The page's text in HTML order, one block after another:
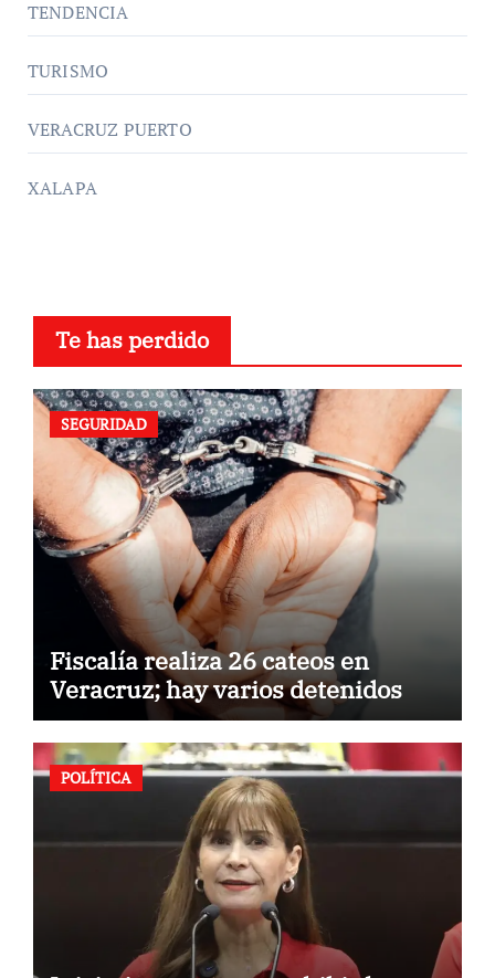
TENDENCIA
TURISMO
VERACRUZ PUERTO
XALAPA
Te has perdido
SEGURIDAD
Fiscalía realiza 26 cateos en
Veracruz; hay varios detenidos
POLÍTICA